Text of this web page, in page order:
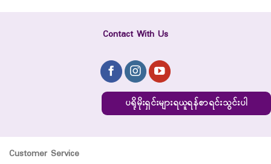
Contact With Us
ပရိုမိုးရှင်းများရယူရန်စာရင်းသွင်းပါ
Customer Service